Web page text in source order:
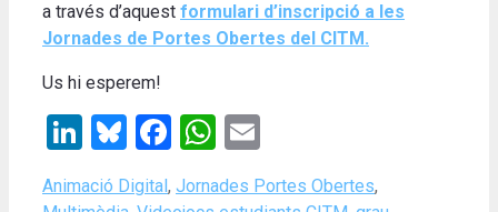
a través d’aquest formulari d’inscripció a les
Jornades de Portes Obertes del CITM.
Us hi esperem!
LinkedIn
Bluesky
Facebook
WhatsApp
Categories
Animació Digital , Jornades Portes Obertes,